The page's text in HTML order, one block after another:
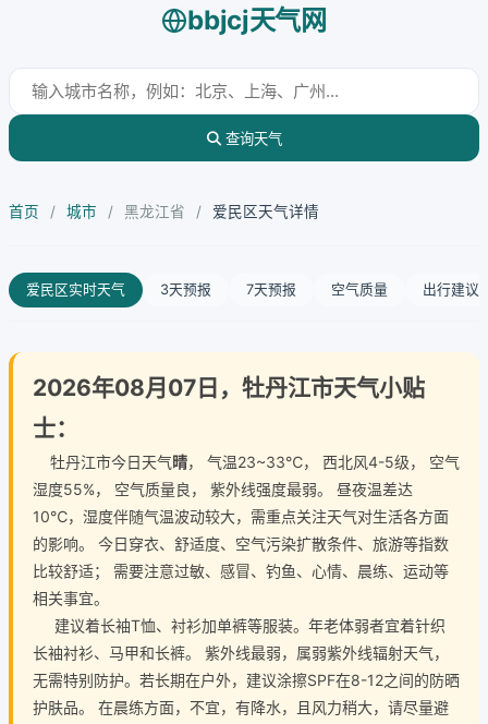
bbjcj天气网
查询天气
首页 / 城市 / 黑龙江省 / 爱民区天气详情
爱民区实时天气 3天预报 7天预报 空气质量 出行建议
2026年08月07日，牡丹江市天气小贴
士：
牡丹江市今日天气晴， 气温23~33℃， 西北风4-5级， 空气
湿度55%， 空气质量良， 紫外线强度最弱。 昼夜温差达
10℃，湿度伴随气温波动较大，需重点关注天气对生活各方面
的影响。 今日穿衣、舒适度、空气污染扩散条件、旅游等指数
比较舒适； 需要注意过敏、感冒、钓鱼、心情、晨练、运动等
相关事宜。
建议着长袖T恤、衬衫加单裤等服装。年老体弱者宜着针织
长袖衬衫、马甲和长裤。 紫外线最弱，属弱紫外线辐射天气，
无需特别防护。若长期在户外，建议涂擦SPF在8-12之间的防晒
护肤品。 在晨练方面，不宜，有降水，且风力稍大，请尽量避